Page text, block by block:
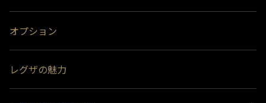
オプション
レグザの魅力